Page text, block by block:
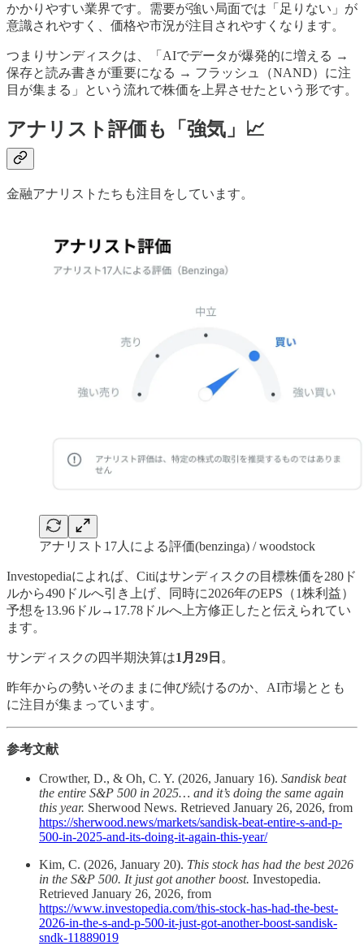
かかりやすい業界です。需要が強い局面では「足りない」が
意識されやすく、価格や市況が注目されやすくなります。
つまりサンディスクは、「AIでデータが爆発的に増える →
保存と読み書きが重要になる → フラッシュ（NAND）に注
目が集まる」という流れで株価を上昇させたという形です。
アナリスト評価も「強気」📈
金融アナリストたちも注目をしています。
アナリスト17人による評価(benzinga) / woodstock
Investopediaによれば、Citiはサンディスクの目標株価を280ド
ルから490ドルへ引き上げ、同時に2026年のEPS（1株利益）
予想を13.96ドル→17.78ドルへ上方修正したと伝えられてい
ます。
サンディスクの四半期決算は1月29日 。
昨年からの勢いそのままに伸び続けるのか、AI市場ととも
に注目が集まっています。
参考文献
Crowther, D., & Oh, C. Y. (2026, January 16). Sandisk beat
the entire S&P 500 in 2025… and it’s doing the same again
this year. Sherwood News. Retrieved January 26, 2026, from
https://sherwood.news/markets/sandisk-beat-entire-s-and-p-
500-in-2025-and-its-doing-it-again-this-year/
Kim, C. (2026, January 20). This stock has had the best 2026
in the S&P 500. It just got another boost. Investopedia.
Retrieved January 26, 2026, from
https://www.investopedia.com/this-stock-has-had-the-best-
2026-in-the-s-and-p-500-it-just-got-another-boost-sandisk-
sndk-11889019